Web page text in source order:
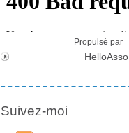
Propulsé par
HelloAsso
Suivez-moi